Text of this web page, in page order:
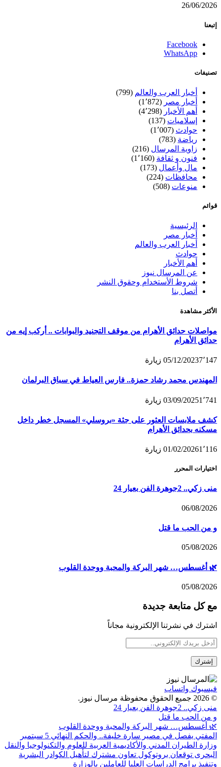
26/06/2026
إتبعنا
Facebook
WhatsApp
تصنيفات
أخبار العرب والعالم (799)
أخبار مصر (1٬872)
أهم الأخبار (4٬298)
إسلاميات (137)
حوادث (1٬007)
رياضة (783)
زاوية المرسال (216)
فنون و ثقافة (1٬160)
مال وأعمال (173)
محافظات (224)
منوعات (508)
قوائم
الرئيسية
أخبار مصر
أخبار العرب والعالم
حوادث
أهم الأخبار
عن المرسال نيوز
شروط الأستخدام وحقوق النشر
أتصل بنا
الأكثر مشاهدة
مواصلات حدائق الأهرام من موقف التجنيد والبوابات .. أركب إيه من
حدائق الأهرام
05/12/20237٬147 زيارة
المهندس محمد رشاد حمزة.. فارس العياط في سباق البرلمان
03/09/20251٬741 زيارة
كشف ملابسات العثور على جثة «بروسلي» المسجل خطر داخل
مسكنه بحدائق الأهرام
01/02/20261٬116 زيارة
اختيارات المحرر
منى زكي.. 2جوهرة الفن بعيار 24
06/08/2026
و من الحب ما قتل
05/08/2026
🌿 أغسطس… شهر البركة والمحبة ووحدة القلوب
05/08/2026
مع كل متابعة جديدة
اشترك في نشرتنا الإلكترونية مجاناً
فيسبوك واتساب
© 2026 جميع الحقوق محفوظة مرسال نيوز.
منى زكي.. 2جوهرة الفن بعيار 24
و من الحب ما قتل
🌿 أغسطس… شهر البركة والمحبة ووحدة القلوب
المفتي يفصل في مصير سارة خليفة.. والحكم النهائي 5 سبتمبر
وزارة الطيران المدني والأكاديمية العربية للعلوم والتكنولوجيا والنقل
البحرى توقعان بروتوكول تعاون مشترك لتأهيل الكوادر البشرية
وتنفيذ برامج الدراسات العليا للعاملين بالوزارة